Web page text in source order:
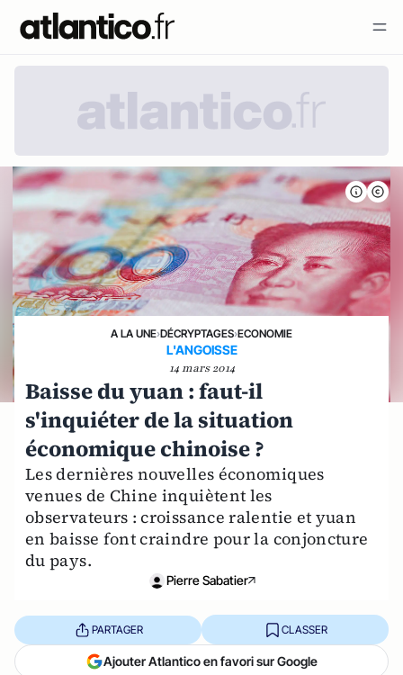
A LA UNE›DÉCRYPTAGES›ECONOMIE
L'ANGOISSE
14 mars 2014
Baisse du yuan : faut-il
s'inquiéter de la situation
économique chinoise ?
Les dernières nouvelles économiques
venues de Chine inquiètent les
observateurs : croissance ralentie et yuan
en baisse font craindre pour la conjoncture
du pays.
Pierre Sabatier
PARTAGER CLASSER
Ajouter Atlantico en favori sur Google